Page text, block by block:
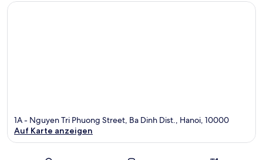
1A - Nguyen Tri Phuong Street, Ba Dinh Dist., Hanoi, 10000
Auf Karte anzeigen